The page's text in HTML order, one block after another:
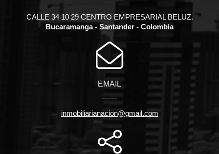
CALLE 34 10 29 CENTRO EMPRESARIAL BELUZ.
Bucaramanga - Santander - Colombia
EMAIL
inmobiliarianacion@gmail.com